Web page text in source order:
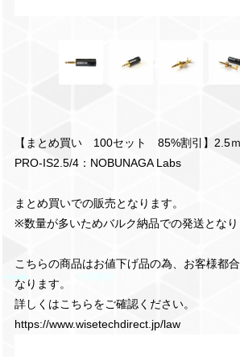
【まとめ買い 100セット 85%割引】2.5
PRO-IS2.5/4：NOBUNAGA Labs
まとめ買いでの販売となります。
※数量が多いためバルク納品での発送となり
こちらの商品はお値下げ品の為、お客様都
なります。
詳しくはこちらをご確認ください。
https://www.wisetechdirect.jp/law